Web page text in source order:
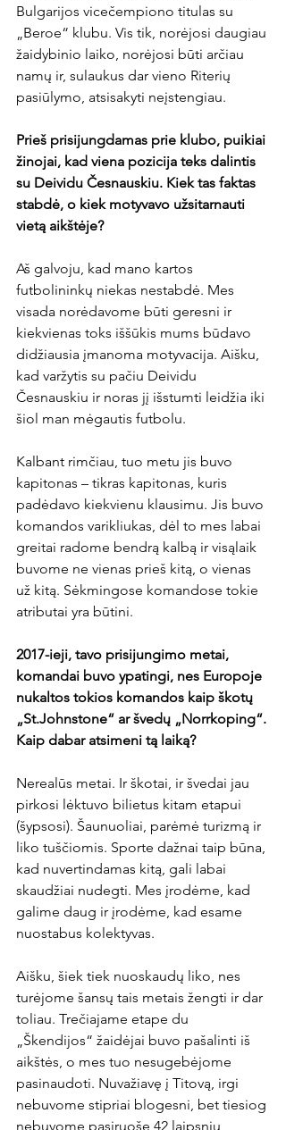
Bulgarijos vicečempiono titulas su
„Beroe“ klubu. Vis tik, norėjosi daugiau
žaidybinio laiko, norėjosi būti arčiau
namų ir, sulaukus dar vieno Riterių
pasiūlymo, atsisakyti neįstengiau.
Prieš prisijungdamas prie klubo, puikiai
žinojai, kad viena pozicija teks dalintis
su Deividu Česnauskiu. Kiek tas faktas
stabdė, o kiek motyvavo užsitarnauti
vietą aikštėje?
Aš galvoju, kad mano kartos
futbolininkų niekas nestabdė. Mes
visada norėdavome būti geresni ir
kiekvienas toks iššūkis mums būdavo
didžiausia įmanoma motyvacija. Aišku,
kad varžytis su pačiu Deividu
Česnauskiu ir noras jį išstumti leidžia iki
šiol man mėgautis futbolu.
Kalbant rimčiau, tuo metu jis buvo
kapitonas – tikras kapitonas, kuris
padėdavo kiekvienu klausimu. Jis buvo
komandos varikliukas, dėl to mes labai
greitai radome bendrą kalbą ir visąlaik
buvome ne vienas prieš kitą, o vienas
už kitą. Sėkmingose komandose tokie
atributai yra būtini.
2017-ieji, tavo prisijungimo metai,
komandai buvo ypatingi, nes Europoje
nukaltos tokios komandos kaip škotų
„St.Johnstone“ ar švedų „Norrkoping“.
Kaip dabar atsimeni tą laiką?
Nerealūs metai. Ir škotai, ir švedai jau
pirkosi lėktuvo bilietus kitam etapui
(šypsosi). Šaunuoliai, parėmė turizmą ir
liko tuščiomis. Sporte dažnai taip būna,
kad nuvertindamas kitą, gali labai
skaudžiai nudegti. Mes įrodėme, kad
galime daug ir įrodėme, kad esame
nuostabus kolektyvas.
Aišku, šiek tiek nuoskaudų liko, nes
turėjome šansų tais metais žengti ir dar
toliau. Trečiajame etape du
„Škendijos“ žaidėjai buvo pašalinti iš
aikštės, o mes tuo nesugebėjome
pasinaudoti. Nuvažiavę į Titovą, irgi
nebuvome stipriai blogesni, bet tiesiog
nebuvome pasiruošę 42 laipsnių